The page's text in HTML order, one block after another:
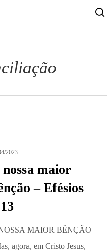
2023
maior
– Efésios
MAIOR BÊNÇÃO
agora, em Cristo Jesus,